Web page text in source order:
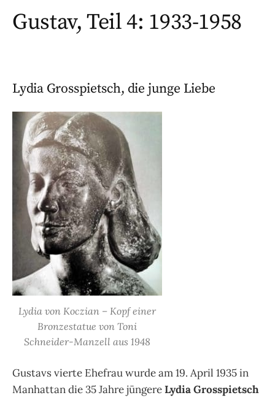
Gustav, Teil 4: 1933-1958
Lydia Grosspietsch, die junge Liebe
Lydia von Koczian – Kopf einer
Bronzestatue von Toni
Schneider-Manzell aus 1948
Gustavs vierte Ehefrau wurde am 19. April 1935 in
Manhattan die 35 Jahre jüngereLydia Grosspietsch